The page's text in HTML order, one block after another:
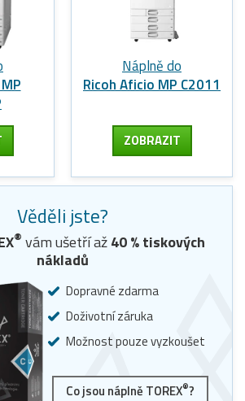
Náplně do
Ricoh Aficio MP C2011
ZOBRAZIT
Věděli jste?
® vám ušetří až40% tiskových
nákladů
Dopravné zdarma
Doživotní záruka
Možnost pouze vyzkoušet
Co jsou náplně TOREX®?